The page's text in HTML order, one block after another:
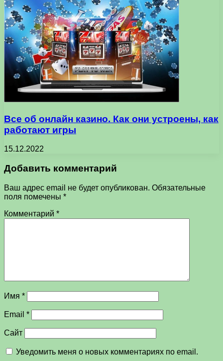
Все об онлайн казино. Как они устроены, как
работают игры
15.12.2022
Добавить комментарий
Ваш адрес email не будет опубликован. Обязательные
поля помечены *
Комментарий *
Имя *
Email *
Сайт
Уведомить меня о новых комментариях по email.